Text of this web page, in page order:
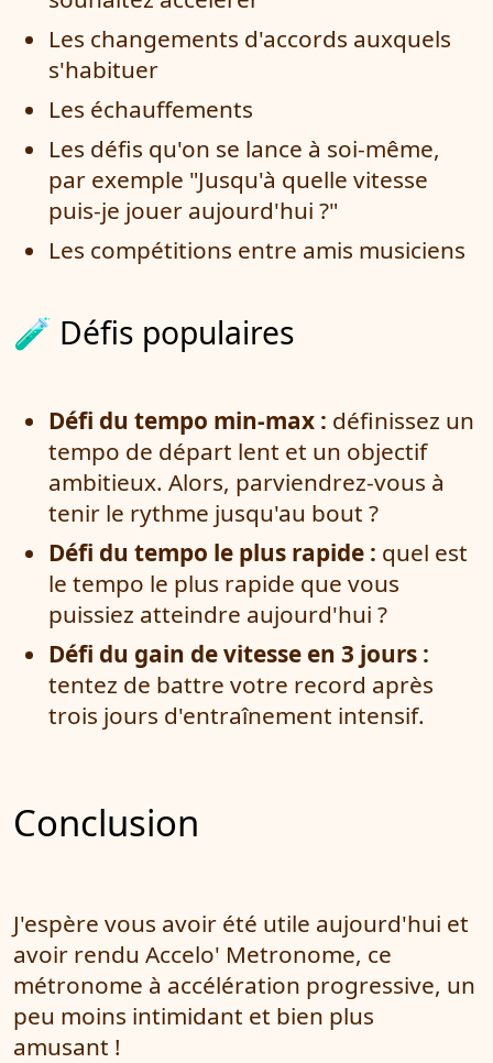
Les changements d'accords auxquels
s'habituer
Les échauffements
Les défis qu'on se lance à soi-même,
par exemple "Jusqu'à quelle vitesse
puis-je jouer aujourd'hui ?"
Les compétitions entre amis musiciens
🧪 Défis populaires
Défi du tempo min-max : définissez un
tempo de départ lent et un objectif
ambitieux. Alors, parviendrez-vous à
tenir le rythme jusqu'au bout ?
Défi du tempo le plus rapide : quel est
le tempo le plus rapide que vous
puissiez atteindre aujourd'hui ?
Défi du gain de vitesse en 3 jours :
tentez de battre votre record après
trois jours d'entraînement intensif.
Conclusion
J'espère vous avoir été utile aujourd'hui et
avoir rendu Accelo' Metronome, ce
métronome à accélération progressive, un
peu moins intimidant et bien plus
amusant !